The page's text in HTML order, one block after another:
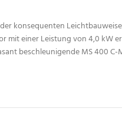
konsequenten
einer Leistung von 4,0 kW
beschleunigende MS 400